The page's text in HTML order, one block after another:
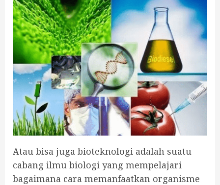
Atau bisa juga bioteknologi adalah suatu
cabang ilmu biologi yang mempelajari
bagaimana cara memanfaatkan organisme